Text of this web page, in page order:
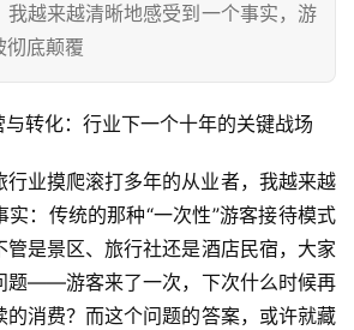
我越来越清晰地感受到一个事实，游
彻底颠覆
转化：行业下一个十年的关键战场
行业摸爬滚打多年的从业者，我越来越
：传统的那种“一次性”游客接待模式
管是景区、旅行社还是酒店民宿，大家
题——游客来了一次，下次什么时候再
的消费？而这个问题的答案，或许就藏